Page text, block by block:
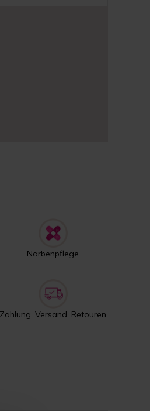
Narbenpflege
Zahlung, Versand, Retouren